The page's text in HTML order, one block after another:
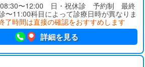
08:30〜12:00 日・祝休診 予約制 最終
〜11:00科目によって診療日時が異なりま
了時間は直接の確認をおすすめします
詳細を見る